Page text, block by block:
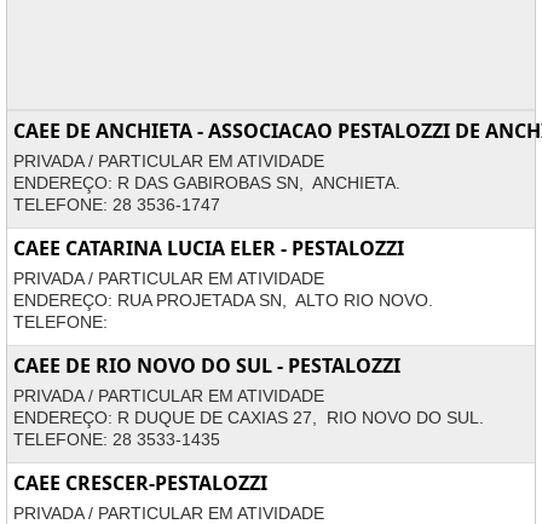
CAEE DE ANCHIETA - ASSOCIACAO PESTALOZZI DE
PRIVADA / PARTICULAR EM ATIVIDADE
ENDEREÇO: R DAS GABIROBAS SN, ANCHIETA.
TELEFONE: 28 3536-1747
CAEE CATARINA LUCIA ELER - PESTALOZZI
PRIVADA / PARTICULAR EM ATIVIDADE
ENDEREÇO: RUA PROJETADA SN, ALTO RIO NOVO.
TELEFONE:
CAEE DE RIO NOVO DO SUL - PESTALOZZI
PRIVADA / PARTICULAR EM ATIVIDADE
ENDEREÇO: R DUQUE DE CAXIAS 27, RIO NOVO DO SUL.
TELEFONE: 28 3533-1435
CAEE CRESCER-PESTALOZZI
PRIVADA / PARTICULAR EM ATIVIDADE